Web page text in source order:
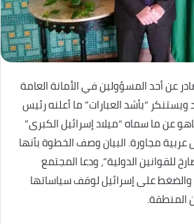
عن أحد المسؤولين في الأمانة العامة
ويستنكر “بأشد العبارات” ما أعلنه رئيس
عن ما سماه “ميلاد إسرائيل الكبرى”
مجاورة. البيان وصف الخطوة بأنها
للقوانين الدولية”، ودعا المجتمع
على إسرائيل لوقف سياساتها
المنطقة.